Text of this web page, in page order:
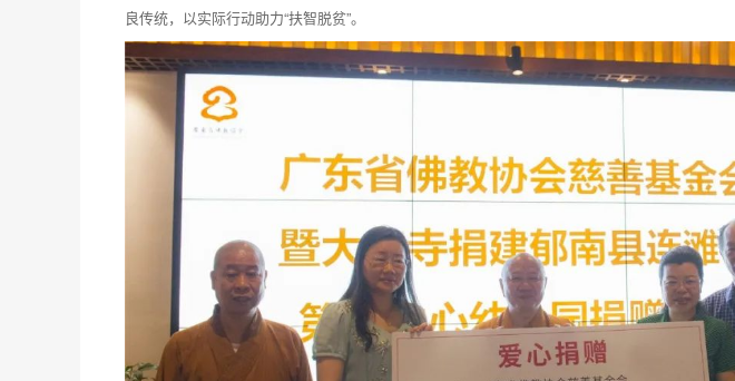
良传统，以实际行动助力“扶智脱贫”。